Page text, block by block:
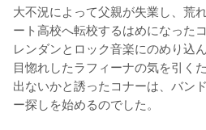
大不況によって父親が失業し、荒
ート高校へ転校するはめになった
レンダンとロック音楽にのめり込
目惚れしたラフィーナの気を引く
出ないかと誘ったコナーは、バン
ー探しを始めるのでした。